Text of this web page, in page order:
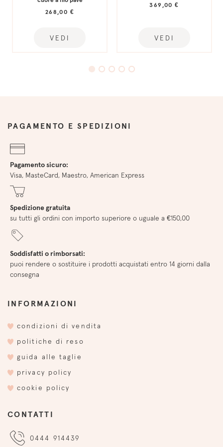
268,00 €
VEDI
369,00 €
VEDI
PAGAMENTO E SPEDIZIONI
Pagamento sicuro:
Visa, MasteCard, Maestro, American Express
Spedizione gratuita
su tutti gli ordini con importo superiore o uguale a €150,00
Soddisfatti o rimborsati:
puoi rendere o sostituire i prodotti acquistati entro 14 giorni dalla
consegna
INFORMAZIONI
condizioni di vendita
politiche di reso
guida alle taglie
privacy policy
cookie policy
CONTATTI
0444 914439